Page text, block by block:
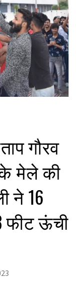
गौरव
मेले की
ने 16
फीट ऊंची